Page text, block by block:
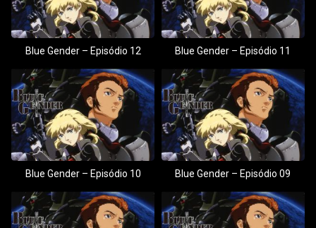
Blue Gender – Episódio 12 Blue Gender – Episódio 11
Blue Gender – Episódio 10 Blue Gender – Episódio 09